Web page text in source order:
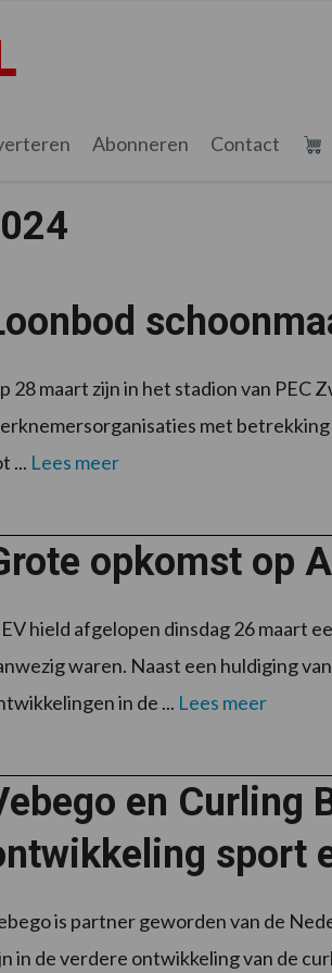
Abonneren Contact
28 maart zijn in het stadion van
met
... Lees meer
opkomst op
hield afgelopen dinsdag 26 maart
waren. Naast een huldiging
in de ... Lees meer
en Curling
sport
is partner geworden van de
in de verdere ontwikkeling van de